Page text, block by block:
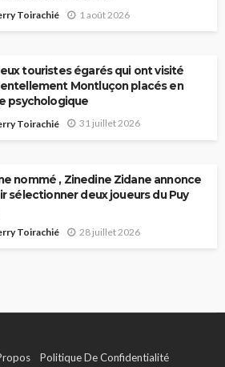
Toirachié 1 août 2026
touristes égarés qui ont visité
Montluçon placés en
psychologique
Toirachié 31 juillet 2026
nommé , Zinedine Zidane annonce
sélectionner deux joueurs du Puy
Toirachié 28 juillet 2026
Politique De Confidentialité